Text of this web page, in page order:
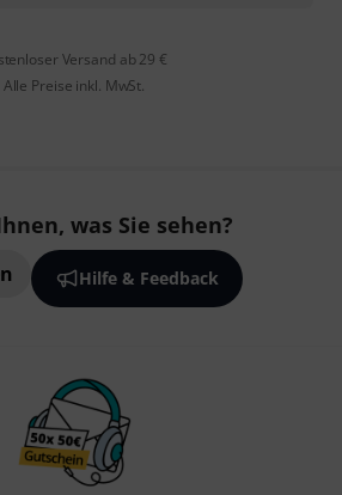
Versand ab 29 €
Alle Preise inkl. MwSt.
was Sie sehen?
Hilfe & Feedback